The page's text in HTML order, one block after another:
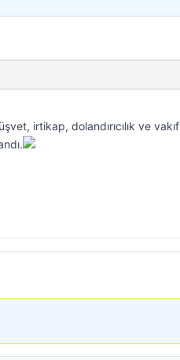
irtikap, dolandırıcılık ve